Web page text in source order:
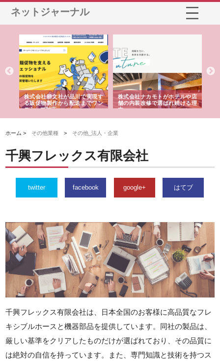
ネットジャーナル
株式会社耕文社が品川で実現す
る販促物製作から配送までワン
ストップ対応
株式会社ナカモトがホテルや店
舗の内装改修で選ばれ続ける理
由
ホーム > その他業種 > その他_法人・企業
千興フレックス有限会社
twitter facebook google+ はてブ
千興フレックス有限会社は、日本全国のお客様に高品質なフレ
キシブルホースと機器部品を提供しています。同社の製品は、
厳しい基準をクリアしたものだけが選ばれており、その品質に
は絶対の自信を持っています。また、専門知識と技術を持つス